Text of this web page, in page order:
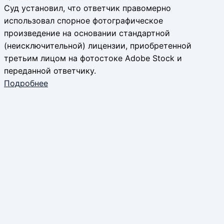
Суд установил, что ответчик правомерно
использовал спорное фотографическое
произведение на основании стандартной
(неисключительной) лицензии, приобретенной
третьим лицом на фотостоке Adobe Stock и
переданной ответчику.
Подробнее